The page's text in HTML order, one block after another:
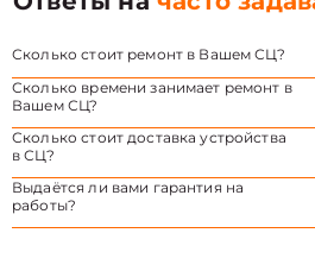
Сколько стоит ремонт в Вашем СЦ?
Сколько времени занимает ремонт в
Вашем СЦ?
Сколько стоит доставка устройства
в СЦ?
Выдаётся ли вами гарантия на
работы?